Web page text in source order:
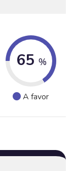
65 %
A favor